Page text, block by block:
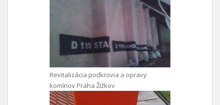
Revitalizácia podkrovia a opravy
komínov Praha Žižkov